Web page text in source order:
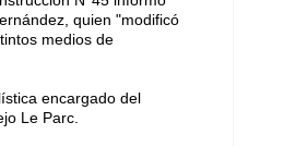
quien "modificó
medios de
encargado del
Le Parc.